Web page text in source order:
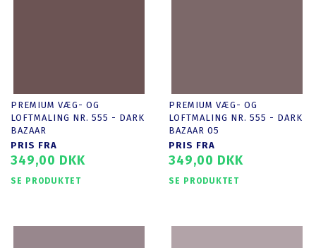
PREMIUM VÆG- OG
LOFTMALING NR. 555 - DARK
BAZAAR
PRIS FRA
349,00 DKK
SE PRODUKTET
PREMIUM VÆG- OG
LOFTMALING NR. 555 - DARK
BAZAAR 05
PRIS FRA
349,00 DKK
SE PRODUKTET